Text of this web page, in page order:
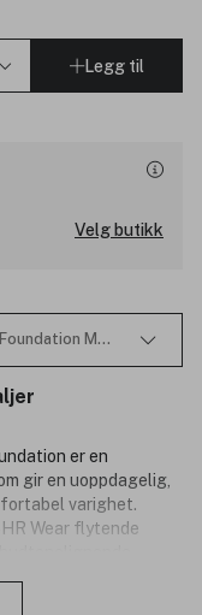
Legg til
Velg butikk
Med. Deep 40
er en
gir en uoppdagelig,
varighet.
Wear flytende
dekning som holder